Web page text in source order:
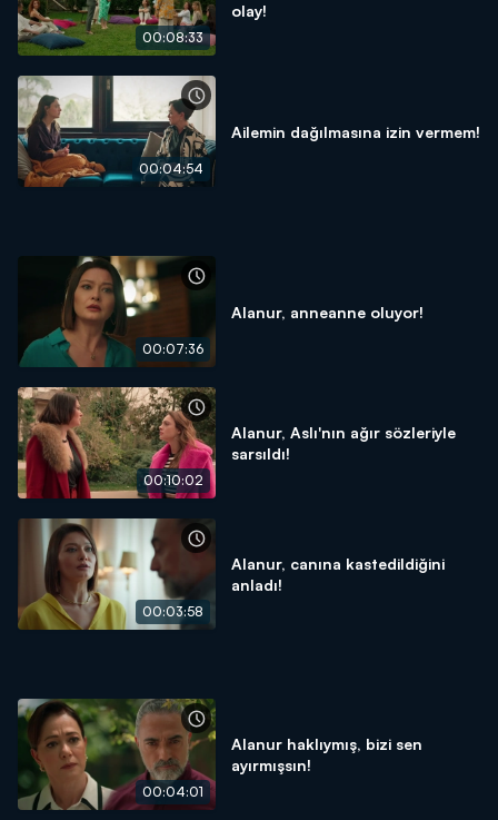
00:08:33
olay!
00:04:54
Ailemin dağılmasına izin vermem!
00:07:36
Alanur, anneanne oluyor!
00:10:02
Alanur, Aslı'nın ağır sözleriyle
sarsıldı!
00:03:58
Alanur, canına kastedildiğini
anladı!
00:04:01
Alanur haklıymış, bizi sen
ayırmışsın!